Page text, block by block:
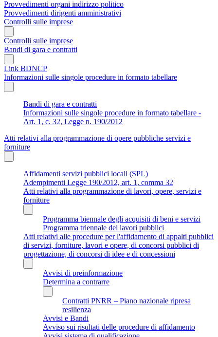
Provvedimenti organi indirizzo politico
Provvedimenti dirigenti amministrativi
Controlli sulle imprese
Controlli sulle imprese
Bandi di gara e contratti
Link BDNCP
Informazioni sulle singole procedure in formato tabellare
Bandi di gara e contratti
Informazioni sulle singole procedure in formato tabellare -
Art. 1, c. 32, Legge n. 190/2012
Atti relativi alla programmazione di opere pubbliche servizi e
forniture
Affidamenti servizi pubblici locali (SPL)
Adempimenti Legge 190/2012, art. 1, comma 32
Atti relativi alla programmazione di lavori, opere, servizi e
forniture
Programma biennale degli acquisiti di beni e servizi
Programma triennale dei lavori pubblici
Atti relativi alle procedure per l'affidamento di appalti pubblici
di servizi, forniture, lavori e opere, di concorsi pubblici di
progettazione, di concorsi di idee e di concessioni
Avvisi di preinformazione
Determina a contrarre
Contratti PNRR – Piano nazionale ripresa
resilienza
Avvisi e Bandi
Avviso sui risultati delle procedure di affidamento